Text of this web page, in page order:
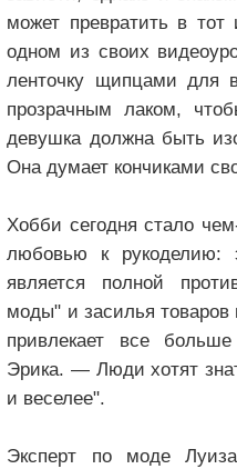
может превратить в
одном из своих
ленточку щипцами для
прозрачным лаком,
девушка должна быть
Она думает кончиками
Хобби сегодня стало
любовью к рукоделию:
является полной
моды" и засилья товаров
привлекает все
Эрика. — Люди хотят
и веселее".
Эксперт по моде